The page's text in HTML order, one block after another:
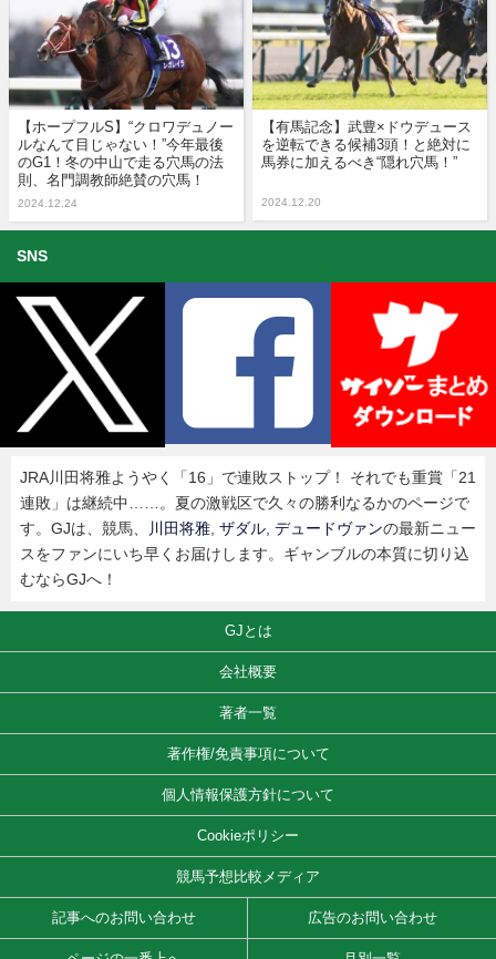
【ホープフルS】“クロワデュノー
ルなんて目じゃない！”今年最後
のG1！冬の中山で走る穴馬の法
則、名門調教師絶賛の穴馬！
2024.12.24
【有馬記念】武豊×ドウデュース
を逆転できる候補3頭！と絶対に
馬券に加えるべき“隠れ穴馬！”
2024.12.20
SNS
JRA川田将雅ようやく「16」で連敗ストップ！ それでも重賞「21
連敗」は継続中……。夏の激戦区で久々の勝利なるかのページで
す。GJは、競馬、
川田将雅 ザダル デュードヴァンの最新ニュー
スをファンにいち早くお届けします。ギャンブルの本質に切り込
むならGJへ！
GJとは
会社概要
著者一覧
著作権/免責事項について
個人情報保護方針について
Cookieポリシー
競馬予想比較メディア
記事へのお問い合わせ 広告のお問い合わせ